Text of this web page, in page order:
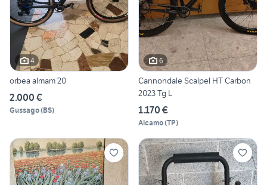
4
orbea almam 20
2.000 €
Gussago(BS)
6
Cannondale Scalpel HT Carbon
2023 Tg L
1.170 €
Alcamo(TP)